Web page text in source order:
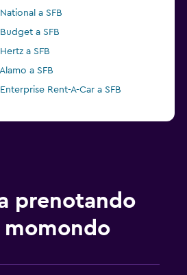
a SFB
a SFB
a SFB
a SFB
Rent-A-Car a SFB
prenotando